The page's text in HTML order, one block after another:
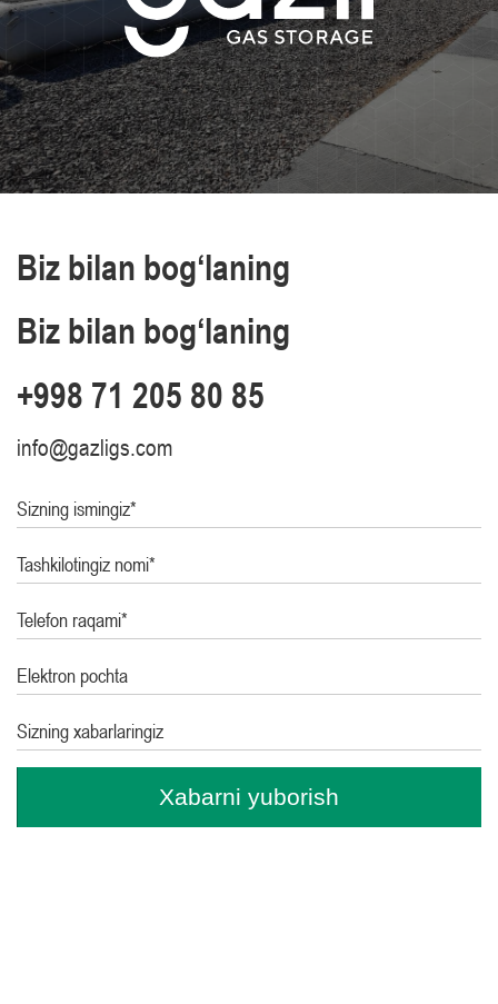
Biz bilan bog‘laning
Biz bilan bog‘laning
+998 71 205 80 85
info@gazligs.com
Sizning ismingiz*
Tashkilotingiz nomi*
Telefon raqami*
Elektron pochta
Sizning xabarlaringiz
Xabarni yuborish